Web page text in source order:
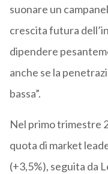
suonare un
crescita futura
dipendere
anche se la
bassa”.
Nel primo trimestre
quota di market
(+3,5%), seguita da